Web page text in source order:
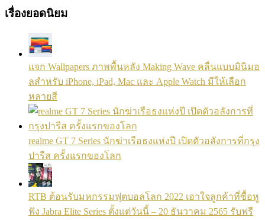
เรื่องยอดนิยม
แจก Wallpapers ภาพพื้นหลัง Making Wave คลื่นแบบมินิมอ
ลสำหรับ iPhone, iPad, Mac และ Apple Watch มีให้เลือก
หลายสี
realme GT 7 Series นักฆ่าเรือธงแห่งปี เปิดตัวอลังการที่กรุง
ปารีส ครั้งแรกของโลก
RTB ต้อนรับมหกรรมฟุตบอลโลก 2022 เอาใจลูกค้าที่ซื้อหู
ฟัง Jabra Elite Series ตั้งแต่วันนี้ – 20 ธันวาคม 2565 รับฟรี